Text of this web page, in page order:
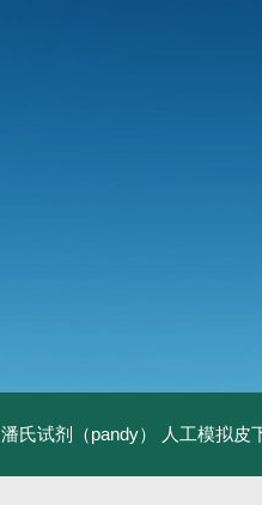
潘氏试剂（pandy） 人工模拟皮